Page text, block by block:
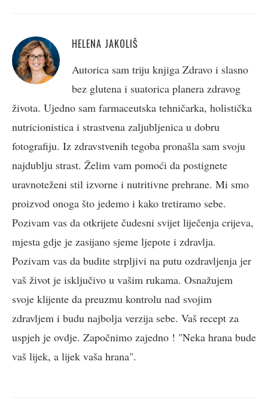
HELENA JAKOLIŠ
Autorica sam triju knjiga Zdravo i slasno
bez glutena i suatorica planera zdravog
života. Ujedno sam farmaceutska tehničarka, holistička
nutricionistica i strastvena zaljubljenica u dobru
fotografiju. Iz zdravstvenih tegoba pronašla sam svoju
najdublju strast. Želim vam pomoći da postignete
uravnoteženi stil izvorne i nutritivne prehrane. Mi smo
proizvod onoga što jedemo i kako tretiramo sebe.
Pozivam vas da otkrijete čudesni svijet liječenja crijeva,
mjesta gdje je zasijano sjeme ljepote i zdravlja.
Pozivam vas da budite strpljivi na putu ozdravljenja jer
vaš život je isključivo u vašim rukama. Osnažujem
svoje klijente da preuzmu kontrolu nad svojim
zdravljem i budu najbolja verzija sebe. Vaš recept za
uspjeh je ovdje. Započnimo zajedno ! "Neka hrana bude
vaš lijek, a lijek vaša hrana".